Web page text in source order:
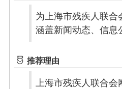
为上海市残疾人联合
涵盖新闻动态、信息
推荐理由
上海市残疾人联合